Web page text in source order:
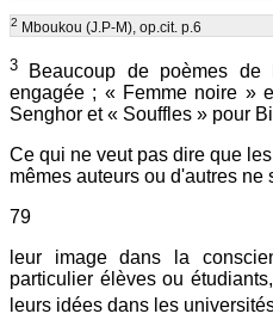
2 Mboukou (J.P-M), op.cit. p.6
3 Beaucoup de poèmes
engagée ; « Femme noire »
Senghor et « Souffles » pour
Ce qui ne veut pas dire que
mêmes auteurs ou d'autres ne
79
leur image dans la
particulier élèves ou
leurs idées dans les